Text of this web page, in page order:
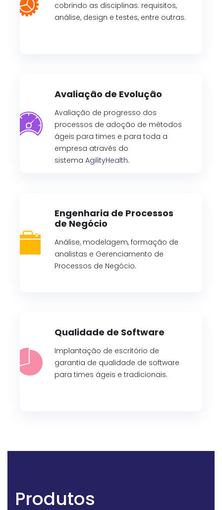
cobrindo as disciplinas: requisitos,
análise, design e testes, entre outras.
Avaliação de Evolução
Avaliação de progresso dos
processos de adoção de métodos
ágeis para times e para toda a
empresa através do
sistema AgilityHealth.
Engenharia de Processos
de Negócio
Análise, modelagem, formação de
analistas e Gerenciamento de
Processos de Negócio.
Qualidade de Software
Implantação de escritório de
garantia de qualidade de software
para times ágeis e tradicionais.
Produtos